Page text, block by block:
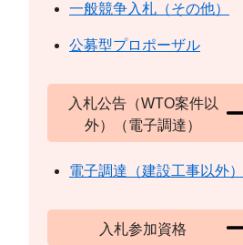
一般競争入札（その他）
公募型プロポーザル
入札公告（WTO案件以
外）（電子調達）
電子調達（建設工事以外）
入札参加資格